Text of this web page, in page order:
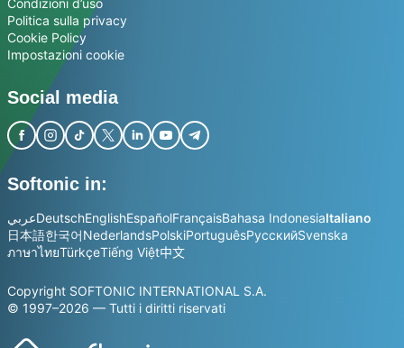
Politica sulla privacy
Cookie Policy
Impostazioni cookie
Social media
Softonic in:
عربيDeutschEnglishEspañolFrançaisBahasa IndonesiaItaliano
日本語한국어NederlandsPolskiPortuguêsРусскийSvenska
ภาษาไทยTürkçeTiếng Việt中文
Copyright SOFTONIC INTERNATIONAL S.A.
© 1997–2026 — Tutti i diritti riservati